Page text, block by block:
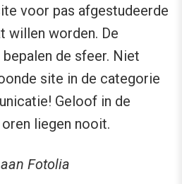
voor pas afgestudeerde
willen worden. De
de sfeer. Niet
site in de categorie
Geloof in de
liegen nooit.
Fotolia